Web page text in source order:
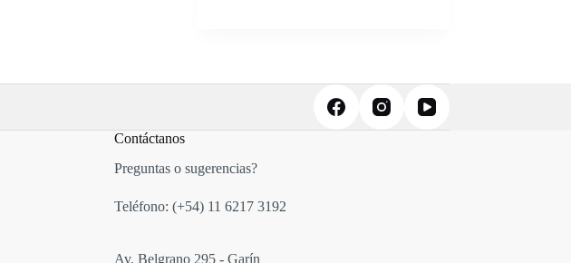
Contáctanos
Preguntas o sugerencias?
Teléfono: (+54) 11 6217 3192
Av. Belgrano 295 - Garín